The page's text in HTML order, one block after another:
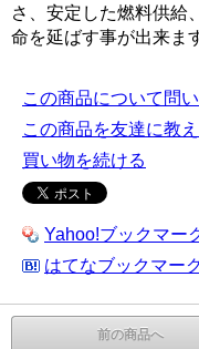
さ、安定した燃料供給
命を延ばす事が出来ま
この商品について問
この商品を友達に教
買い物を続ける
Yahoo!ブックマー
はてなブックマー
前の商品へ